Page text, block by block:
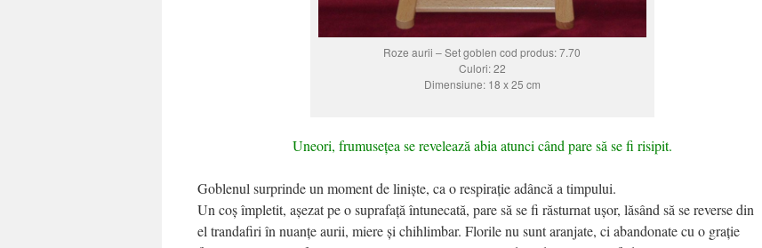
Roze aurii – Set goblen cod produs: 7.70
Culori: 22
Dimensiune: 18 x 25 cm
Uneori, frumusețea se revelează abia atunci când pare să se fi risipit.
Goblenul surprinde un moment de liniște, ca o respirație adâncă a timpului.
Un coș împletit, așezat pe o suprafață întunecată, pare să se fi răsturnat ușor, lăsând să se reverse din
el trandafiri în nuanțe aurii, miere și chihlimbar. Florile nu sunt aranjate, ci abandonate cu o grație